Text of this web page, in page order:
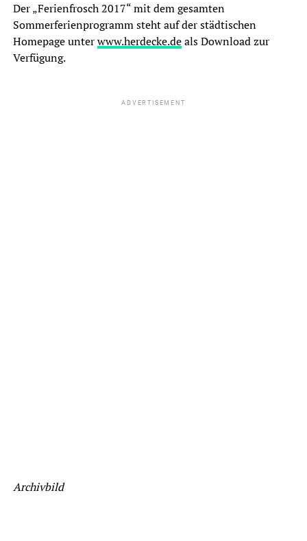
Der „Ferienfrosch 2017“ mit dem gesamten
Sommerferienprogramm steht auf der städtischen
Homepage unterwww.herdecke.deals Download zur
Verfügung.
ADVERTISEMENT
Archivbild